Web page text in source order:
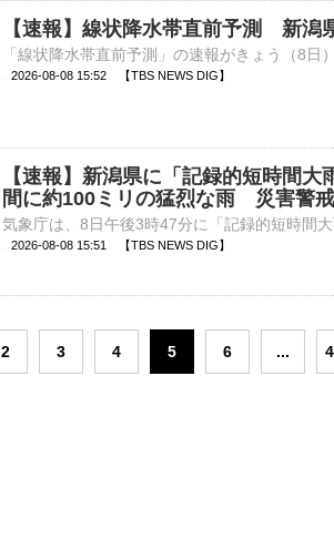
【速報】線状降水帯直前予測 新潟
2026-08-08 15:52 【TBS NEWS DIG】
【速報】新潟県に「記録的短時間
間に約100ミリの猛烈な雨 災害警
2026-08-08 15:51 【TBS NEWS DIG】
2 3 4 5 6 ...